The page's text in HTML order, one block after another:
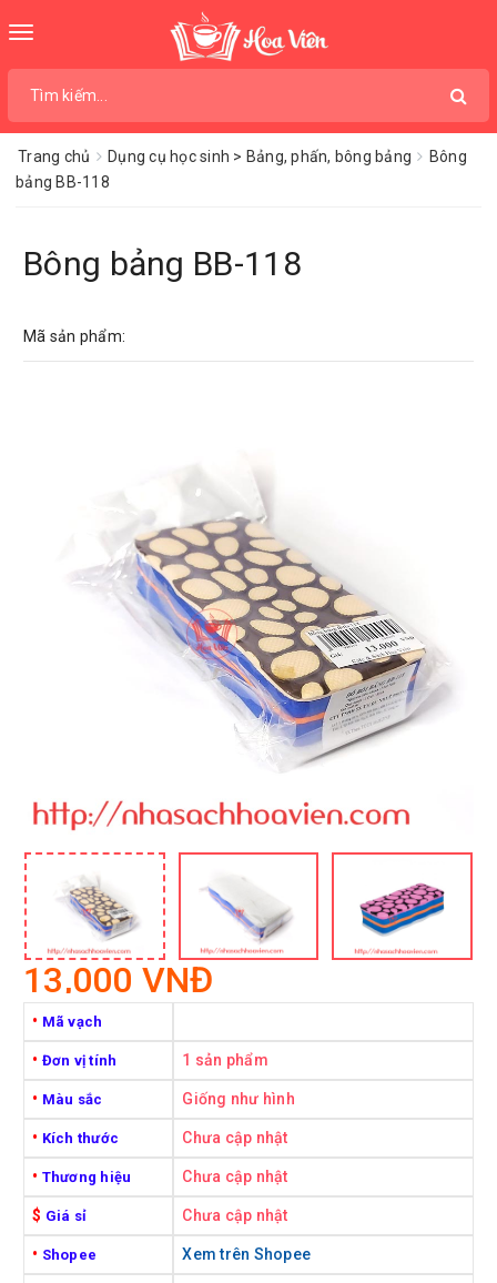
Toggle
Trang chủ Dụng cụ học sinh > Bảng, phấn, bông bảng
Bông
bảng BB-118
Bông bảng BB-118
Mã sản phẩm:
13,000 VNĐ
• Mã vạch
• Đơn vị tính 1 sản phẩm
• Màu sắc Giống như hình
• Kích thước Chưa cập nhật
• Thương hiệu Chưa cập nhật
$ Giá sỉ Chưa cập nhật
• Shopee Xem trên Shopee